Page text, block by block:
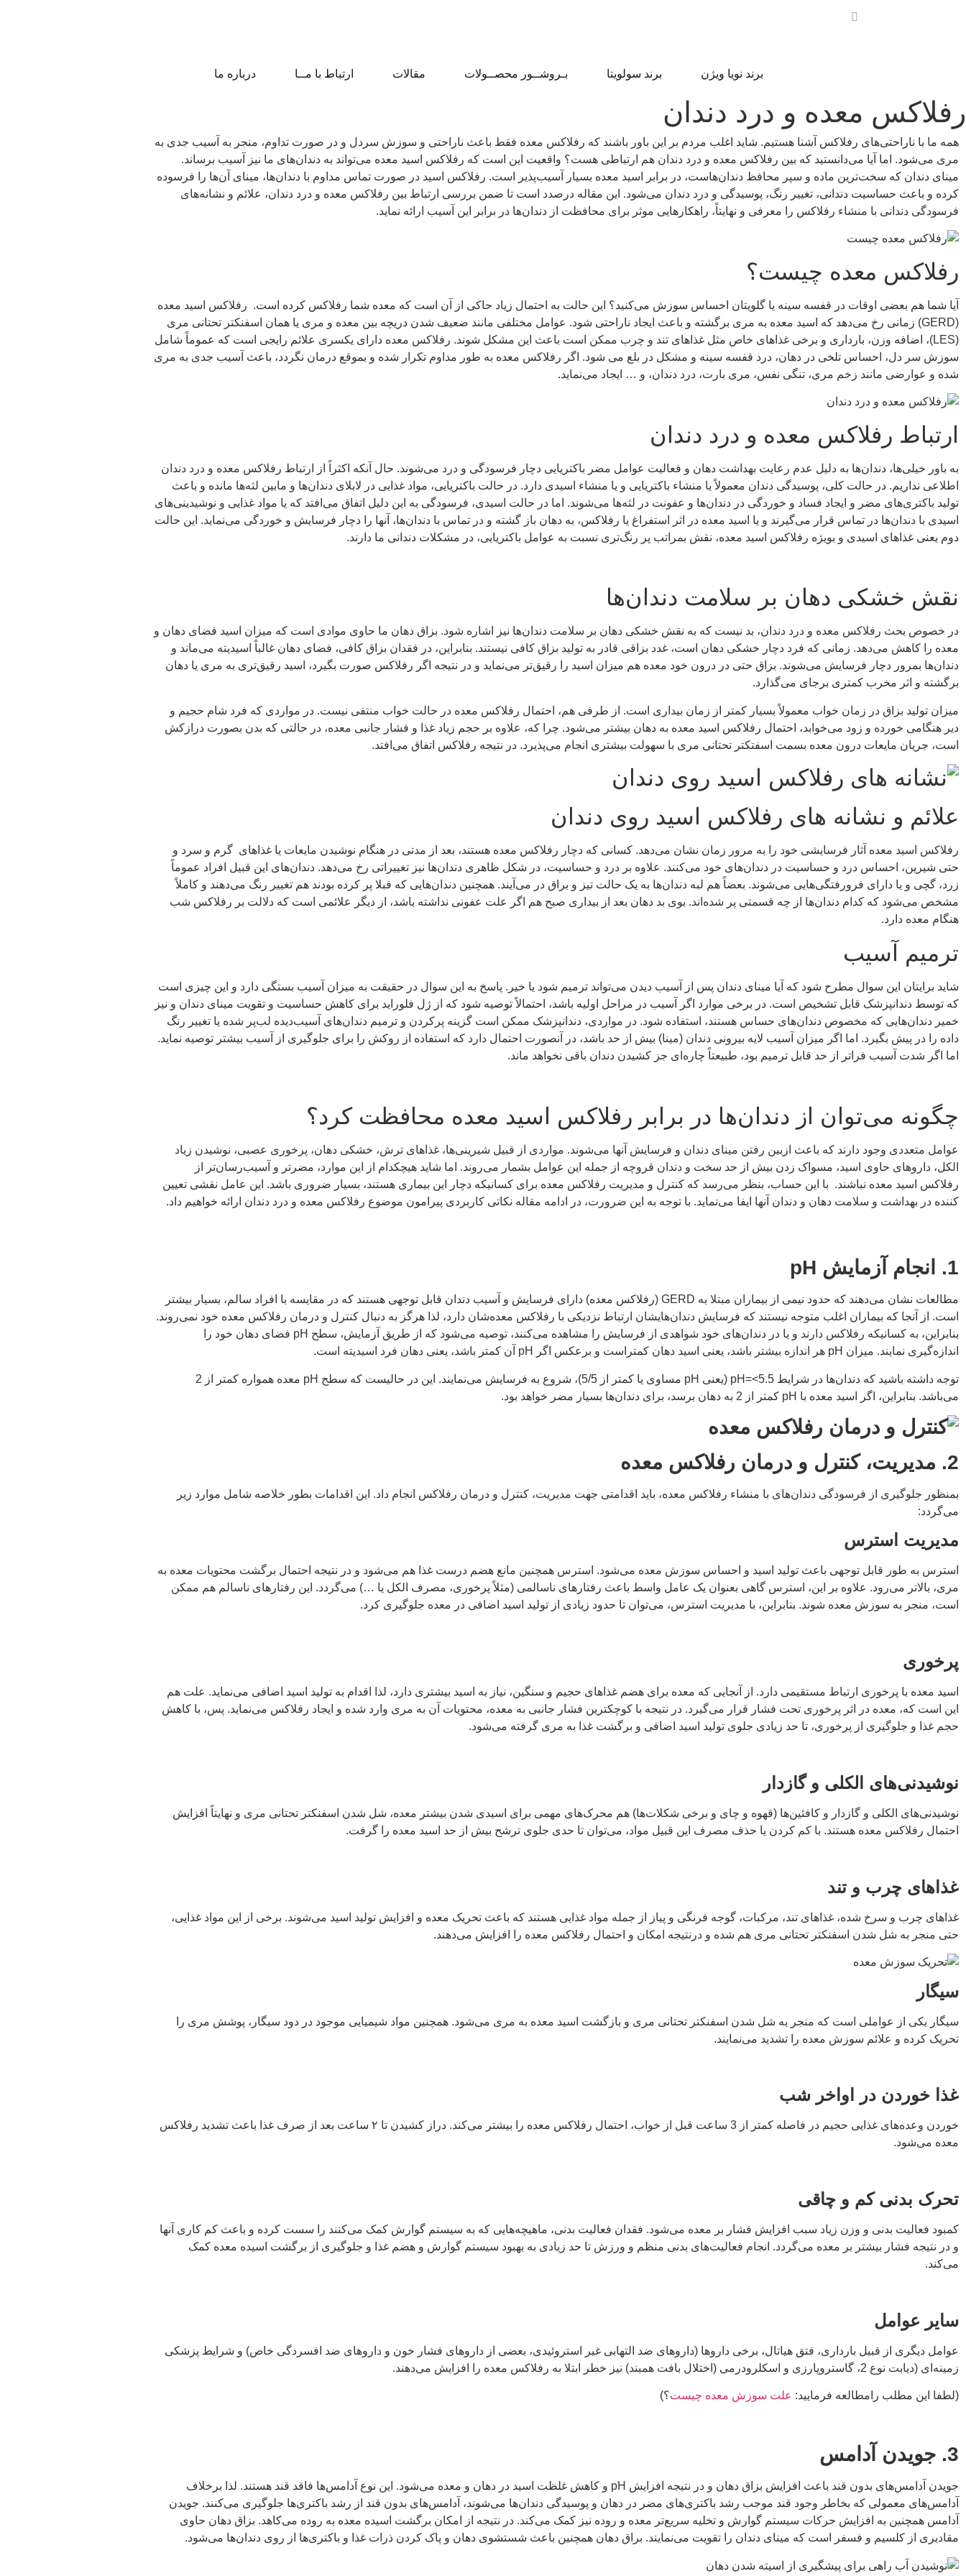
برند نویا ویژن برند سولویتا بـروشــور محصــولات مقالات ارتباط با مــا درباره ما
رفلاکس معده و درد دندان
همه ما با ناراحتی‌های رفلاکس آشنا هستیم. شاید اغلب مردم بر این باور باشند که رفلاکس معده فقط باعث ناراحتی و سوزش سردل و در صورت تداوم، منجر به آسیب جدی به
مری می‌شود. اما آیا می‌دانستید که بین رفلاکس معده و درد دندان هم ارتباطی هست؟ واقعیت این است که رفلاکس اسید معده می‌تواند به دندان‌های ما نیز آسیب برساند.
مینای دندان که سخت‌ترین ماده و سپر محافظ دندان‌هاست، در برابر اسید معده بسیار آسیب‌پذیر است. رفلاکس اسید در صورت تماس مداوم با دندان‌ها، مینای آن‌ها را فرسوده
کرده و باعث حساسیت دندانی، تغییر رنگ، پوسیدگی و درد دندان می‌شود. این مقاله درصدد است تا ضمن بررسی ارتباط بین رفلاکس معده و درد دندان، علائم و نشانه‌های
فرسودگی دندانی با منشاء رفلاکس را معرفی و نهایتاً، راهکارهایی موثر برای محافظت از دندان‌ها در برابر این آسیب ارائه نماید.
رفلاکس معده چیست؟
آیا شما هم بعضی اوقات در قفسه سینه یا گلویتان احساس سوزش می‌کنید؟ این حالت به احتمال زیاد حاکی از آن است که معده شما رفلاکس کرده است. رفلاکس اسید معده
(GERD) زمانی رخ می‌دهد که اسید معده به مری برگشته و باعث ایجاد ناراحتی ‌شود. عوامل مختلفی مانند ضعیف شدن دریچه بین معده و مری یا همان اسفنکتر تحتانی مری
(LES)، اضافه وزن، بارداری و برخی غذاهای خاص مثل غذاهای تند و چرب ممکن است باعث این مشکل شوند. رفلاکس معده دارای یکسری علائم رایجی است که عموماً شامل
سوزش سر دل، احساس تلخی در دهان، درد قفسه سینه و مشکل در بلع می شود. اگر رفلاکس معده به طور مداوم تکرار شده و بموقع درمان نگردد، باعث آسیب جدی به مری
شده و عوارضی مانند زخم مری، تنگی نفس، مری بارت، درد دندان، و … ایجاد می‌نماید.
ارتباط رفلاکس معده و درد دندان
به باور خیلی‌ها، دندان‌ها به دلیل عدم رعایت بهداشت دهان و فعالیت عوامل مضر باکتریایی دچار فرسودگی و درد می‌شوند. حال آنکه اکثراً از ارتباط رفلاکس معده و درد دندان
اطلاعی نداریم. در حالت کلی، پوسیدگی دندان معمولاً یا منشاء باکتریایی و یا منشاء اسیدی دارد. در حالت باکتریایی، مواد غذایی در لابلای دندان‌ها و مابین لثه‌ها مانده و باعث
تولید باکتری‌های مضر و ایجاد فساد و خوردگی در دندان‌ها و عفونت در لثه‌ها می‌شوند. اما در حالت اسیدی، فرسودگی به این دلیل اتفاق می‌افتد که یا مواد غذایی و نوشیدینی‌های
اسیدی با دندان‌ها در تماس قرار می‌گیرند و یا اسید معده در اثر استفراغ یا رفلاکس، به دهان باز گشته و در تماس با دندان‌ها، آنها را دچار فرسایش و خوردگی می‌نماید. این حالت
دوم یعنی غذاهای اسیدی و بویژه رفلاکس اسید معده، نقش بمراتب پر رنگ‌تری نسبت به عوامل باکتریایی، در مشکلات دندانی ما دارند.
نقش خشکی دهان بر سلامت دندان‌ها
در خصوص بحث رفلاکس معده و درد دندان، بد نیست که به نقش خشکی دهان بر سلامت دندان‌ها نیز اشاره شود. بزاق دهان ما حاوی موادی است که میزان اسید فضای دهان و
معده را کاهش می‌دهد. زمانی که فرد دچار خشکی دهان است، غدد بزاقی قادر به تولید بزاق کافی نیستند. بنابراین، در فقدان بزاق کافی، فضای دهان غالباً اسیدیته می‌ماند و
دندان‌ها بمرور دچار فرسایش می‌شوند. بزاق حتی در درون خود معده هم میزان اسید را رقیق‌تر می‌نماید و در نتیجه اگر رفلاکس صورت بگیرد، اسید رقیق‌تری به مری یا دهان
برگشته و اثر مخرب کمتری برجای می‌گذارد.
میزان تولید بزاق در زمان خواب معمولاً بسیار کمتر از زمان بیداری است. از طرفی هم، احتمال رفلاکس معده در حالت خواب منتفی نیست. در مواردی که فرد شام حجیم و
دیر هنگامی خورده و زود می‌خوابد، احتمال رفلاکس اسید معده به دهان بیشتر می‌شود. چرا که، علاوه بر حجم زیاد غذا و فشار جانبی معده، در حالتی که بدن بصورت درازکش
است، جریان مایعات درون معده بسمت اسفتکتر تحتانی مری با سهولت بیشتری انجام می‌پذیرد. در نتیجه رفلاکس اتفاق می‌افتد.
علائم و نشانه های رفلاکس اسید روی دندان
رفلاکس اسید معده آثار فرسایشی خود را به مرور زمان نشان می‌دهد. کسانی که دچار رفلاکس معده هستند، بعد از مدتی در هنگام نوشیدن مایعات یا غذاهای گرم و سرد و
حتی شیرین، احساس درد و حساسیت در دندان‌های خود می‌کنند. علاوه بر درد و حساسیت، در شکل ظاهری دندان‌ها نیز تغییراتی رخ می‌دهد. دندان‌های این قبیل افراد عموماً
زرد، گچی و یا دارای فرورفتگی‌هایی می‌شوند. بعضاً هم لبه‌ دندان‌ها به یک حالت تیز و براق در می‌آیند. همچنین دندان‌هایی که قبلا پر کرده بودند هم تغییر رنگ می‌دهند و کاملاً
مشخص می‌شود که کدام دندان‌ها از چه قسمتی پر شده‌اند. بوی بد دهان بعد از بیداری صبح هم اگر علت عفونی نداشته باشد، از دیگر علائمی است که دلالت بر رفلاکس شب
هنگام معده دارد.
ترمیم آسیب
شاید برایتان این سوال مطرح شود که آیا مینای دندان پس از آسیب دیدن می‌تواند ترمیم شود یا خیر. پاسخ به این سوال در حقیقت به میزان آسیب بستگی دارد و این چیزی است
که توسط دندانپزشک قابل تشخیص است. در برخی موارد اگر آسیب در مراحل اولیه باشد، احتمالاً توصیه شود که از ژل فلوراید برای کاهش حساسیت و تقویت مینای دندان و نیز
خمیر دندان‌هایی که مخصوص دندان‌های حساس هستند، استفاده شود. در مواردی، دندانپزشک ممکن است گزینه پرکردن و ترمیم دندان‌های آسیب‌دیده لب‌پر شده یا تغییر رنگ
داده را در پیش بگیرد. اما اگر میزان آسیب لایه بیرونی دندان (مینا) بیش از حد باشد، در آنصورت احتمال دارد که استفاده از روکش را برای جلوگیری از آسیب بیشتر توصیه نماید.
اما اگر شدت آسیب فراتر از حد قابل ترمیم بود، طبیعتاً چاره‌ای جز کشیدن دندان باقی نخواهد ماند.
چگونه می‌توان از دندان‌ها در برابر رفلاکس اسید معده محافظت کرد؟
عوامل متعددی وجود دارند که باعث ازبین رفتن مینای دندان و فرسایش آنها می‌شوند. مواردی از قبیل شیرینی‌ها، غذاهای ترش، خشکی دهان، پرخوری عصبی، نوشیدن زیاد
الکل، داروهای حاوی اسید، مسواک زدن بیش از حد سخت و دندان قروچه از جمله این عوامل بشمار می‌روند. اما شاید هیچکدام از این موارد، مضرتر و آسیب‌رسان‌تر از
رفلاکس اسید معده نباشند. با این حساب، بنظر می‌رسد که کنترل و مدیریت رفلاکس معده برای کسانیکه دچار این بیماری هستند، بسیار ضروری باشد. این عامل نقشی تعیین
کننده در بهداشت و سلامت دهان و دندان آنها ایفا می‌نماید. با توجه به این ضرورت، در ادامه مقاله نکاتی کاربردی پیرامون موضوع رفلاکس معده و درد دندان ارائه خواهیم داد.
1. انجام آزمایش pH
مطالعات نشان می‌دهند که حدود نیمی از بیماران مبتلا به GERD (رفلاکس معده) دارای فرسایش و آسیب دندان قابل توجهی هستند که در مقایسه با افراد سالم، بسیار بیشتر
است. از آنجا که بیماران اغلب متوجه نیستند که فرسایش دندان‌هایشان ارتباط نزدیکی با رفلاکس معده‌شان دارد، لذا هرگز به دنبال کنترل و درمان رفلاکس معده خود نمی‌روند.
بنابراین، به کسانیکه رفلاکس دارند و یا در دندان‌های خود شواهدی از فرسایش را مشاهده می‌کنند، توصیه می‌شود که از طریق آزمایش، سطح pH فضای دهان خود را
اندازه‌گیری نمایند. میزان pH هر اندازه بیشتر باشد، یعنی اسید دهان کمتراست و برعکس اگر pH آن کمتر باشد، یعنی دهان فرد اسیدیته است.
توجه داشته باشید که دندان‌ها در شرایط pH=<5.5 (یعنی pH مساوی یا کمتر از 5/5)، شروع به فرسایش می‌نمایند. این در حالیست که سطح pH معده همواره کمتر از 2
می‌باشد. بنابراین، اگر اسید معده با pH کمتر از 2 به دهان برسد، برای دندان‌ها بسیار مضر خواهد بود.
2. مدیریت، کنترل و درمان رفلاکس معده
بمنظور جلوگیری از فرسودگی دندان‌های با منشاء رفلاکس معده، باید اقدامتی جهت مدیریت، کنترل و درمان رفلاکس انجام داد. این اقدامات بطور خلاصه شامل موارد زیر
می‌گردد:
مدیریت استرس
استرس به طور قابل توجهی باعث تولید اسید و احساس سوزش معده می‌شود. استرس همچنین مانع هضم درست غذا هم می‌شود و در نتیجه احتمال برگشت محتویات معده به
مری، بالاتر می‌رود. علاوه بر این، استرس گاهی بعنوان یک عامل واسط باعث رفتارهای ناسالمی (مثلاً پرخوری، مصرف الکل یا …) می‌گردد. این رفتارهای ناسالم هم ممکن
است، منجر به سوزش معده ‌شوند. بنابراین، با مدیریت استرس، می‌توان تا حدود زیادی از تولید اسید اضافی در معده جلوگیری کرد.
پرخوری
اسید معده با پرخوری ارتباط مستقیمی دارد. از آنجایی که معده برای هضم غذاهای حجیم و سنگین، نیاز به اسید بیشتری دارد، لذا اقدام به تولید اسید اضافی می‌نماید. علت هم
این است که، معده در اثر پرخوری تحت فشار قرار می‌گیرد. در نتیجه با کوچکترین فشار جانبی به معده، محتویات آن به مری وارد شده و ایجاد رفلاکس می‌نماید. پس، با کاهش
حجم غذا و جلوگیری از پرخوری، تا حد زیادی جلوی تولید اسید اضافی و برگشت غذا به مری گرفته می‌شود.
نوشیدنی‌های الکلی و گازدار
نوشیدنی‌های الکلی و گازدار و کافئین‌ها (قهوه و چای و برخی شکلات‌ها) هم محرک‌های مهمی برای اسیدی شدن بیشتر معده، شل شدن اسفنکتر تحتانی مری و نهایتاً افزایش
احتمال رفلاکس معده هستند. با کم کردن یا حذف مصرف این قبیل مواد، می‌توان تا حدی جلوی ترشح بیش از حد اسید معده را گرفت.
غذاهای چرب و تند
غذاهای چرب و سرخ شده، غذاهای تند، مرکبات، گوجه فرنگی و پیاز از جمله مواد غذایی هستند که باعث تحریک معده و افزایش تولید اسید می‌شوند. برخی از این مواد غذایی،
حتی منجر به شل شدن اسفنکتر تحتانی مری هم شده و درنتیجه امکان و احتمال رفلاکس معده را افزایش می‌دهند.
سیگار
سیگار یکی از عواملی است که منجر به شل شدن اسفنکتر تحتانی مری و بازگشت اسید معده به مری می‌شود. همچنین مواد شیمیایی موجود در دود سیگار، پوشش مری را
تحریک کرده و علائم سوزش معده را تشدید می‌نمایند.
غذا خوردن در اواخر شب
خوردن وعده‌های غذایی حجیم در فاصله کمتر از 3 ساعت قبل از خواب، احتمال رفلاکس معده را بیشتر می‌کند. دراز کشیدن تا ۲ ساعت بعد از صرف غذا باعث تشدید رفلاکس
معده می‌شود.
تحرک بدنی کم و چاقی
کمبود فعالیت بدنی و وزن زیاد سبب افزایش فشار بر معده می‌شود. فقدان فعالیت بدنی، ماهیچه‌هایی که به سیستم گوارش کمک می‌کنند را سست کرده و باعث کم کاری آنها
و در نتیجه فشار بیشتر بر معده می‌گردد. انجام فعالیت‌های بدنی منظم و ورزش تا حد زیادی به بهبود سیستم گوارش و هضم غذا و جلوگیری از برگشت اسیده معده کمک
می‌کند.
سایر عوامل
عوامل دیگری از قبیل بارداری، فتق هیاتال، برخی داروها (داروهای ضد التهابی غیر استروئیدی، بعضی از داروهای فشار خون و داروهای ضد افسردگی خاص) و شرایط پزشکی
زمینه‌ای (دیابت نوع 2، گاستروپارزی و اسکلرودرمی (اختلال بافت همبند) نیز خطر ابتلا به رفلاکس معده را افزایش می‌دهند.
(لطفا این مطلب رامطالعه فرمایید: علت سوزش معده چیست؟)
3. جویدن آدامس
جویدن آدامس‌های بدون قند باعث افزایش بزاق دهان و در نتیجه افزایش pH و کاهش غلظت اسید در دهان و معده می‌شود. این نوع آدامس‌ها فاقد قند هستند. لذا برخلاف
آدامس‌های معمولی که بخاطر وجود قند موجب رشد باکتری‌های مضر در دهان و پوسیدگی دندان‌ها می‌شوند، آدامس‌های بدون قند از رشد باکتری‌ها جلوگیری می‌کنند. جویدن
آدامس همچنین به افزایش حرکات سیستم گوارش و تخلیه سریع‌تر معده و روده نیز کمک می‌کند. در نتیجه از امکان برگشت اسیده معده به روده می‌کاهد. بزاق دهان حاوی
مقادیری از کلسیم و فسفر است که مینای دندان را تقویت می‌نمایند. براق دهان همچنین باعث شستشوی دهان و پاک کردن ذرات غذا و باکتری‌ها از روی دندان‌ها می‌شود.